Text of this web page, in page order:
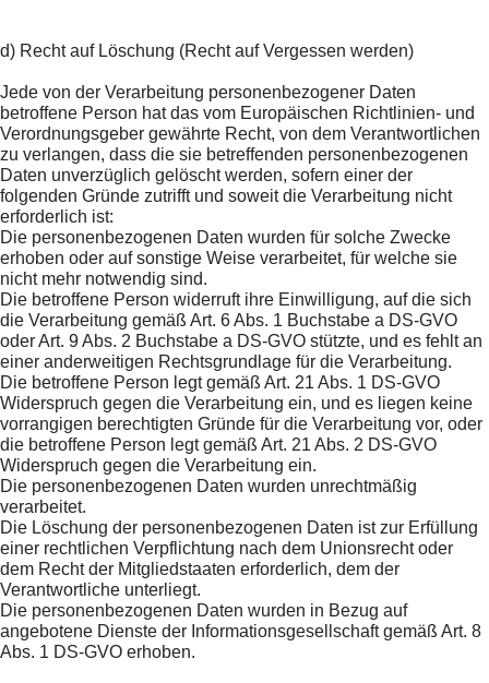
d) Recht auf Löschung (Recht auf Vergessen werden)
Jede von der Verarbeitung personenbezogener Daten
betroffene Person hat das vom Europäischen Richtlinien- und
Verordnungsgeber gewährte Recht, von dem Verantwortlichen
zu verlangen, dass die sie betreffenden personenbezogenen
Daten unverzüglich gelöscht werden, sofern einer der
folgenden Gründe zutrifft und soweit die Verarbeitung nicht
erforderlich ist:
Die personenbezogenen Daten wurden für solche Zwecke
erhoben oder auf sonstige Weise verarbeitet, für welche sie
nicht mehr notwendig sind.
Die betroffene Person widerruft ihre Einwilligung, auf die sich
die Verarbeitung gemäß Art. 6 Abs. 1 Buchstabe a DS-GVO
oder Art. 9 Abs. 2 Buchstabe a DS-GVO stützte, und es fehlt an
einer anderweitigen Rechtsgrundlage für die Verarbeitung.
Die betroffene Person legt gemäß Art. 21 Abs. 1 DS-GVO
Widerspruch gegen die Verarbeitung ein, und es liegen keine
vorrangigen berechtigten Gründe für die Verarbeitung vor, oder
die betroffene Person legt gemäß Art. 21 Abs. 2 DS-GVO
Widerspruch gegen die Verarbeitung ein.
Die personenbezogenen Daten wurden unrechtmäßig
verarbeitet.
Die Löschung der personenbezogenen Daten ist zur Erfüllung
einer rechtlichen Verpflichtung nach dem Unionsrecht oder
dem Recht der Mitgliedstaaten erforderlich, dem der
Verantwortliche unterliegt.
Die personenbezogenen Daten wurden in Bezug auf
angebotene Dienste der Informationsgesellschaft gemäß Art. 8
Abs. 1 DS-GVO erhoben.